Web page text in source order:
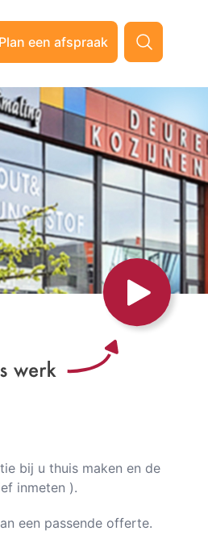
Plan een afspraak
bij u thuis maken en de
inmeten ).
een passende offerte.